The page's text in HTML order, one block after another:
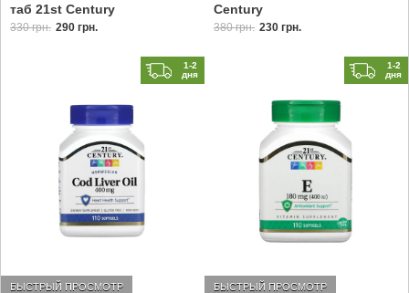
таб 21st Century
330 грн. 290 грн.
Century
380 грн. 230 грн.
1-2
дня
БЫСТРЫЙ ПРОСМОТР
1-2
дня
БЫСТРЫЙ ПРОСМОТР